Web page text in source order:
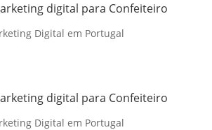
digital para Confeiteiro
Digital em Portugal
digital para Confeiteiro
Digital em Portugal